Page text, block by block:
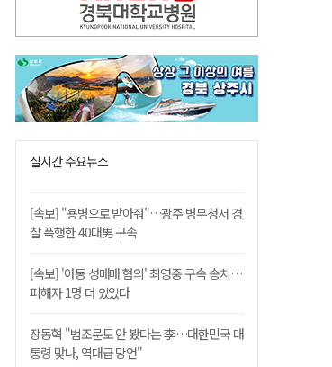
실시간 주요뉴스
[속보] "용병으로 받아줘"…광주 병무청서 경
찰 폭행한 40대男 구속
[속보] '아동 성매매 혐의' 최영중 구속 송치…
피해자 1명 더 있었다
장동혁 "법조문도 안 봤다는 李…대한민국 대
통령 맞나, 역대급 망언"